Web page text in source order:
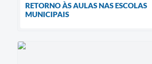
RETORNO ÀS AULAS NAS ESCOLAS
MUNICIPAIS